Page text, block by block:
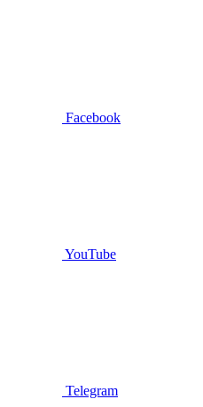
Facebook
YouTube
Telegram